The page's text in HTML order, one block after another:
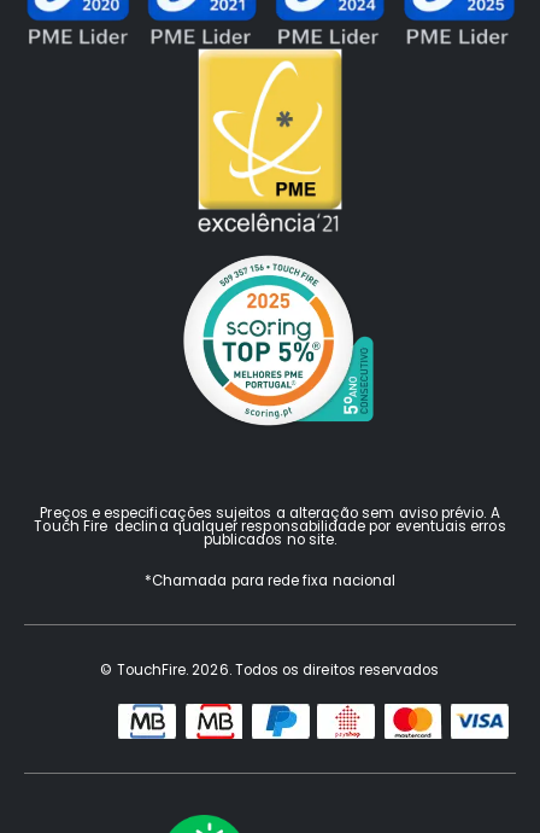
Preços e especificações sujeitos a alteração sem aviso prévio. A
Touch Fire declina qualquer responsabilidade por eventuais erros
publicados no site.
*Chamada para rede fixa nacional
© TouchFire. 2026. Todos os direitos reservados